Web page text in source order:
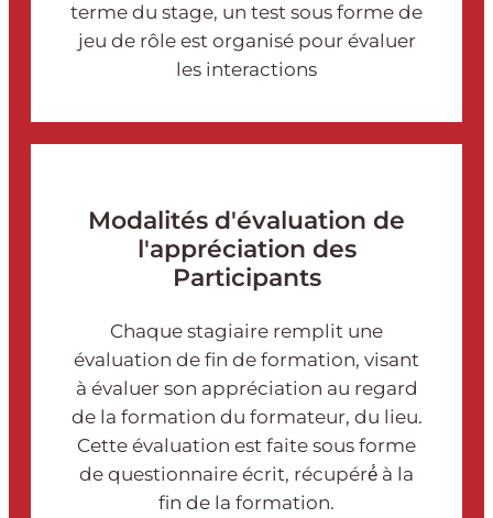
terme du stage, un test sous forme de
jeu de rôle est organisé pour évaluer
les interactions
Modalités d'évaluation de
l'appréciation des
Participants
Chaque stagiaire remplit une
évaluation de fin de formation, visant
à évaluer son appréciation au regard
de la formation du formateur, du lieu.
Cette évaluation est faite sous forme
de questionnaire écrit, récupéré́ à la
fin de la formation.